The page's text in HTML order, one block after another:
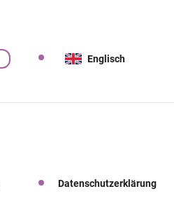
Englisch
Datenschutzerklärung